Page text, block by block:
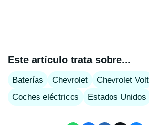
Este artículo trata sobre...
Baterías Chevrolet
Chevrolet Volt
Coches eléctricos
Estados Unidos